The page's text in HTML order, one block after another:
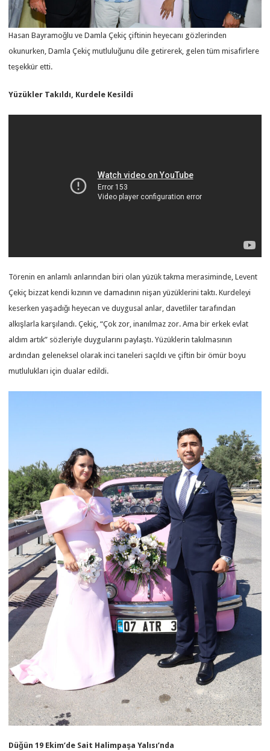
Hasan Bayramoğlu ve Damla Çekiç çiftinin heyecanı gözlerinden
okunurken, Damla Çekiç mutluluğunu dile getirerek, gelen tüm misafirlere
teşekkür etti.
Yüzükler Takıldı, Kurdele Kesildi
Törenin en anlamlı anlarından biri olan yüzük takma merasiminde, Levent
Çekiç bizzat kendi kızının ve damadının nişan yüzüklerini taktı. Kurdeleyi
keserken yaşadığı heyecan ve duygusal anlar, davetliler tarafından
alkışlarla karşılandı. Çekiç, “Çok zor, inanılmaz zor. Ama bir erkek evlat
aldım artık” sözleriyle duygularını paylaştı. Yüzüklerin takılmasının
ardından geleneksel olarak inci taneleri saçıldı ve çiftin bir ömür boyu
mutlulukları için dualar edildi.
Düğün 19 Ekim’de Sait Halimpaşa Yalısı’nda